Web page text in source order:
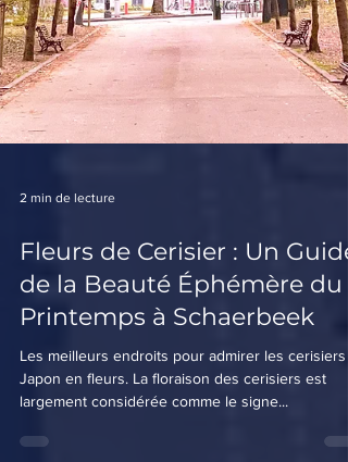
Fleurs de Cerisier : Un Guide
de la Beauté Éphémère du